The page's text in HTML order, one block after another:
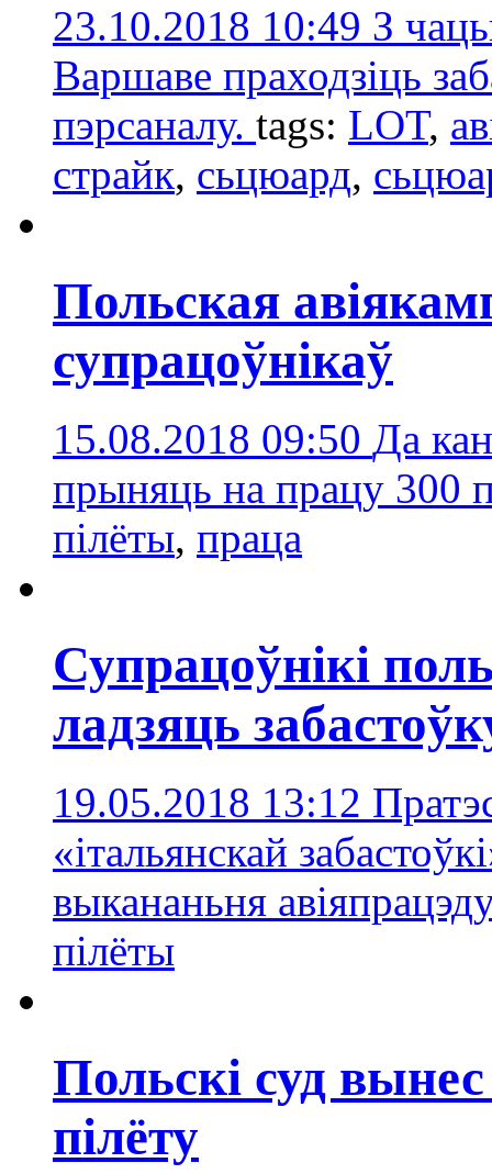
23.10.2018 10:49 З
Варшаве праходзіць
пэрсаналу. tags: LOT,
страйк, сьцюард,
Польская
супрацоўнікаў
15.08.2018 09:50 Да
прыняць на працу 300
пілёты, праца
Супрацоўнікі
ладзяць
19.05.2018 13:12
«італьянскай
выкананьня
пілёты
Польскі суд
пілёту